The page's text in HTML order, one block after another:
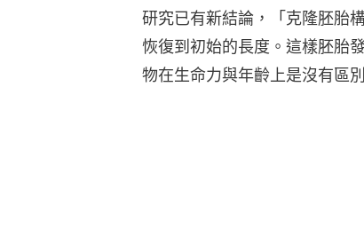
研究已有新結論，「克隆胚胎
恢復到初始的長度。這樣胚胎
物在生命力與年齡上是沒有區